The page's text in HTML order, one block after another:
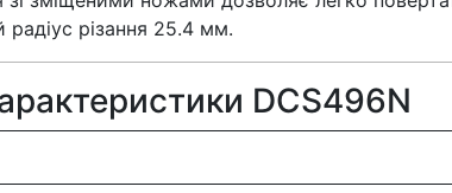
радіус різання 25.4 мм.
DCS496N